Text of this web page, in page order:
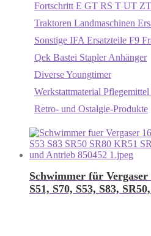
Fortschritt E GT RS T UT
Traktoren Landmaschinen
Sonstige IFA Ersatzteile F9
Qek Bastei Stapler Anhänger
Diverse Youngtimer
Werkstattmaterial
Retro- und Ostalgie-Produkte
Schwimmer für Vergaser
S51, S70, S53, S83,